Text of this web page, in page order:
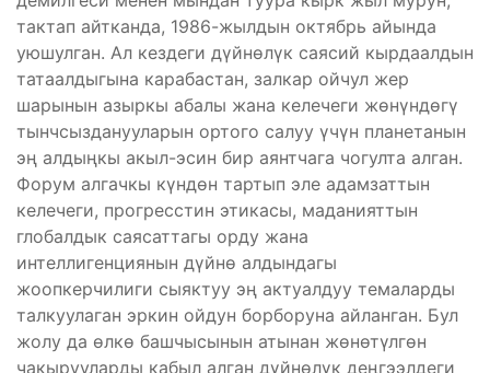
тактап айтканда, 1986-жылдын октябрь айында
уюшулган. Ал кездеги дүйнөлүк саясий кырдаалдын
татаалдыгына карабастан, залкар ойчул жер
шарынын азыркы абалы жана келечеги жөнүндөгү
тынчсызданууларын ортого салуу үчүн планетанын
эң алдыңкы акыл-эсин бир аянтчага чогулта алган.
Форум алгачкы күндөн тартып эле адамзаттын
келечеги, прогресстин этикасы, маданияттын
глобалдык саясаттагы орду жана
интеллигенциянын дүйнө алдындагы
жоопкерчилиги сыяктуу эң актуалдуу темаларды
талкуулаган эркин ойдун борборуна айланган. Бул
жолу да өлкө башчысынын атынан жөнөтүлгөн
чакырууларды кабыл алган дүйнөлүк деңгээлдеги